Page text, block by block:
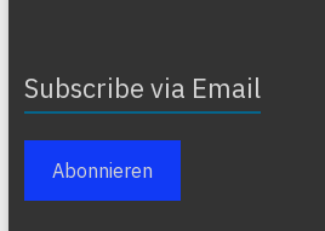
Subscribe via Email
Abonnieren